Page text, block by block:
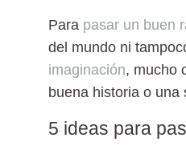
Para pasar un buen
del mundo ni
imaginación, mucho
buena historia o
5 ideas para